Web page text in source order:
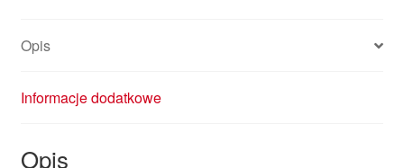
Opis
Informacje dodatkowe
Opis